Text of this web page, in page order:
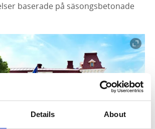
Details About
baserade på säsongsbetonade